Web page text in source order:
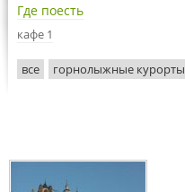
Где поесть
кафе 1
все горнолыжные курорты